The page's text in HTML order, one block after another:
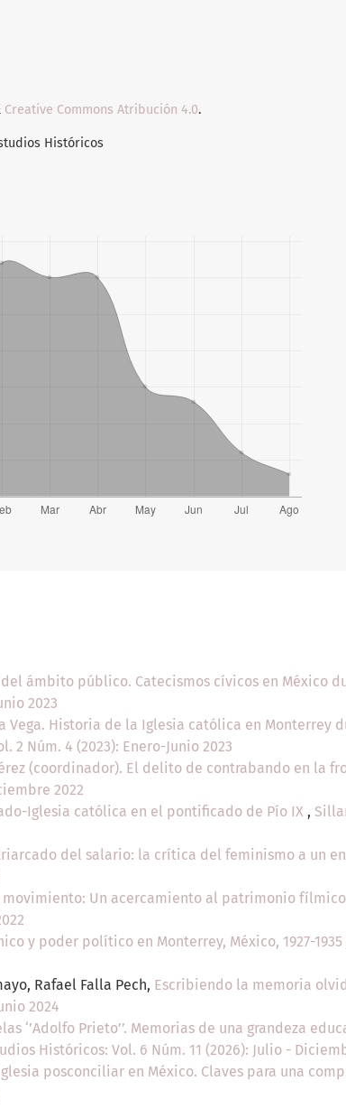
Creative Commons Atribución 4.0.
Históricos
del ámbito público. Catecismos cívicos en México
2023
Vega. Historia de la Iglesia católica en Monterrey
2 Núm. 4 (2023): Enero-Junio 2023
(coordinador). El delito de contrabando en la
2022
Iglesia católica en el pontificado de Pío IX ,
del salario: la crítica del feminismo a un
Un acercamiento al patrimonio
y poder político en Monterrey, México, 1927-1935
Rafael Falla Pech, Escribiendo la memoria
2024
‘’Adolfo Prieto’’. Memorias de una grandeza
Históricos: Vol. 6 Núm. 11 (2026): Julio -
posconciliar en México. Claves para una